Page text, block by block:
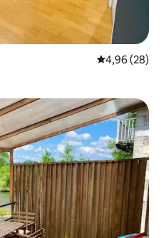
4,96 av 5 i
4,96 (28)